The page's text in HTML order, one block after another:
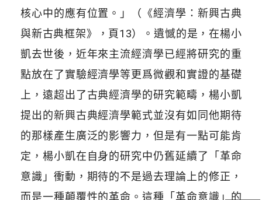
核心中的應有位置。」（《經濟學：新興古典
與新古典框架》，頁13）。遺憾的是，在楊小
凱去世後，近年來主流經濟學已經將研究的重
點放在了實驗經濟學等更爲微觀和實證的基礎
上，遠超出了古典經濟學的研究範疇，楊小凱
提出的新興古典經濟學範式並沒有如同他期待
的那樣產生廣泛的影響力，但是有一點可能肯
定，楊小凱在自身的研究中仍舊延續了「革命
意識」衝動，期待的不是過去理論上的修正，
而是一種顛覆性的革命。這種「革命意識」的